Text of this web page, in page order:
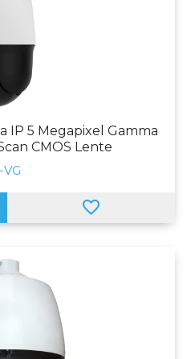
IP 5 Megapixel Gamma
CMOS Lente
Sirena e allarme
CMS, Smartphone e